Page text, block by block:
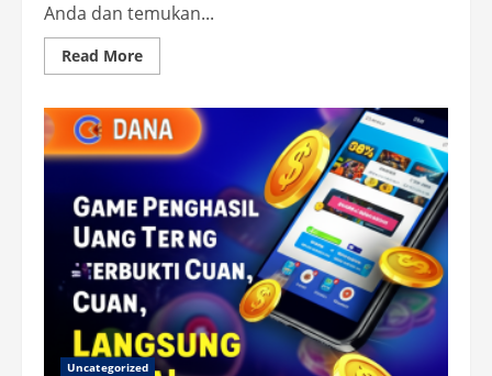
Anda dan temukan...
Read MoreRead
more
Penghasil
Uang:
Rp100
Ribu
Wajib
Coba!
Uncategorized